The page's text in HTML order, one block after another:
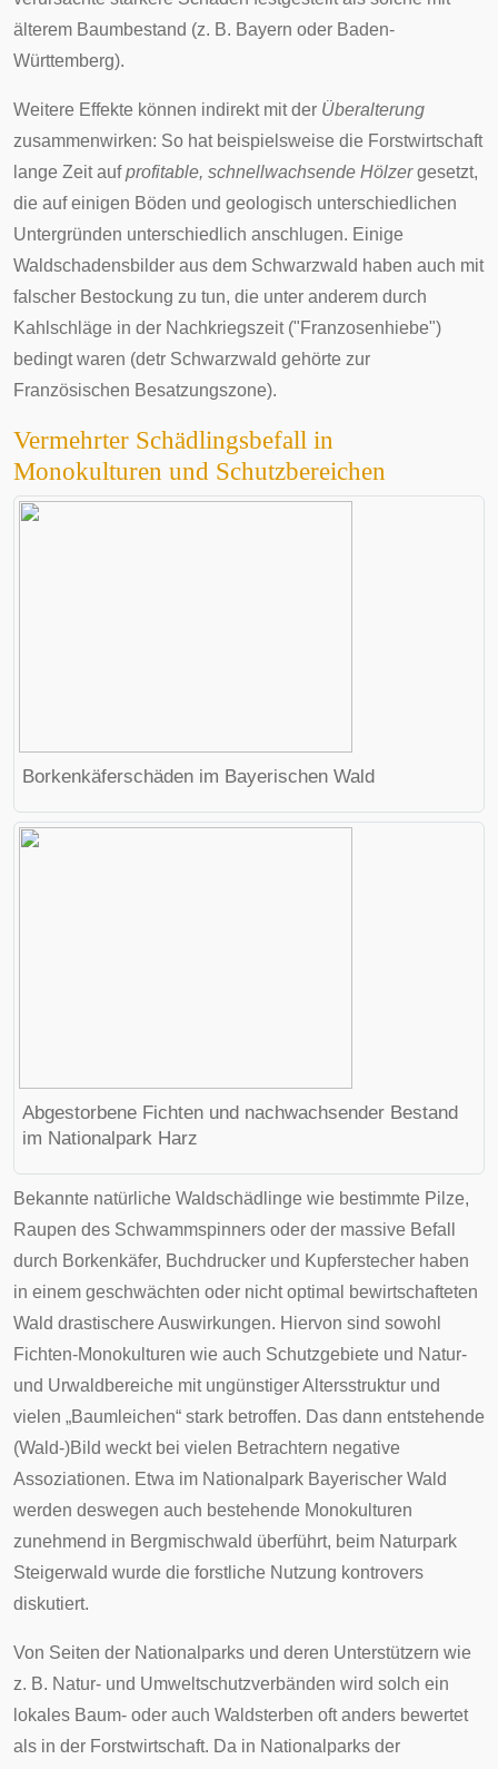
älterem Baumbestand (z. B. Bayern oder Baden-
Württemberg).
Weitere Effekte können indirekt mit der Überalterung
zusammenwirken: So hat beispielsweise die Forstwirtschaft
lange Zeit aufprofitable, schnellwachsende Hölzergesetzt,
die auf einigen Böden und geologisch unterschiedlichen
Untergründen unterschiedlich anschlugen. Einige
Waldschadensbilder aus dem Schwarzwald haben auch mit
falscher Bestockung zu tun, die unter anderem durch
Kahlschläge in der Nachkriegszeit("Franzosenhiebe")
bedingt waren (detr Schwarzwald gehörte zur
Französischen Besatzungszone).
Vermehrter Schädlingsbefall in
Monokulturen und Schutzbereichen
Borkenkäferschäden im Bayerischen Wald
Abgestorbene Fichten und nachwachsender Bestand
im Nationalpark Harz
Bekannte natürliche Waldschädlinge wie bestimmte Pilze,
Raupen des Schwammspinners oder der massive Befall
durch Borkenkäfer, Buchdrucker und Kupferstecher haben
in einem geschwächten oder nicht optimal bewirtschafteten
Wald drastischere Auswirkungen. Hiervon sind sowohl
Fichten-Monokulturen wie auch Schutzgebiete und Natur-
und Urwaldbereiche mit ungünstiger Altersstruktur und
vielen „Baumleichen“ stark betroffen. Das dann entstehende
(Wald-)Bild weckt bei vielen Betrachtern negative
Assoziationen. Etwa im Nationalpark Bayerischer Wald
werden deswegen auch bestehende Monokulturen
zunehmend in Bergmischwald überführt, beim Naturpark
Steigerwald wurde die forstliche Nutzung kontrovers
diskutiert.
Von Seiten der Nationalparks und deren Unterstützern wie
z. B. Natur- und Umweltschutzverbänden wird solch ein
lokales Baum- oder auch Waldsterben oft anders bewertet
als in der Forstwirtschaft. Da in Nationalparks der